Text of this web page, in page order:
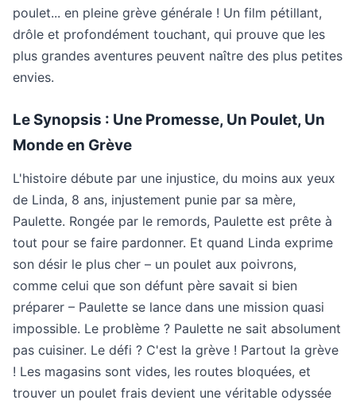
poulet... en pleine grève générale ! Un film pétillant,
drôle et profondément touchant, qui prouve que les
plus grandes aventures peuvent naître des plus petites
envies.
Le Synopsis : Une Promesse, Un Poulet, Un
Monde en Grève
L'histoire débute par une injustice, du moins aux yeux
de Linda, 8 ans, injustement punie par sa mère,
Paulette. Rongée par le remords, Paulette est prête à
tout pour se faire pardonner. Et quand Linda exprime
son désir le plus cher – un poulet aux poivrons,
comme celui que son défunt père savait si bien
préparer – Paulette se lance dans une mission quasi
impossible. Le problème ? Paulette ne sait absolument
pas cuisiner. Le défi ? C'est la grève ! Partout la grève
! Les magasins sont vides, les routes bloquées, et
trouver un poulet frais devient une véritable odyssée